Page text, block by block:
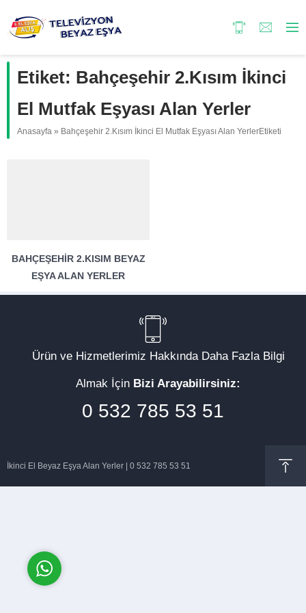
Etiket: Bahçeşehir 2.Kısım İkinci
El Mutfak Eşyası Alan Yerler
Anasayfa » Bahçeşehir 2.Kısım İkinci El Mutfak Eşyası Alan YerlerEtiketi
BAHÇEŞEHIR 2.KISIM BEYAZ
EŞYA ALAN YERLER
Ürün ve Hizmetlerimiz Hakkında Daha Fazla Bilgi
Almak İçin Bizi Arayabilirsiniz:
0 532 785 53 51
İkinci El Beyaz Eşya Alan Yerler | 0 532 785 53 51